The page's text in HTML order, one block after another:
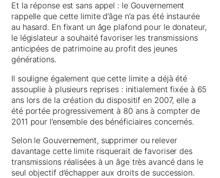
Et la réponse est sans appel : le Gouvernement
rappelle que cette limite d’âge n’a pas été instaurée
au hasard. En fixant un âge plafond pour le donateur,
le législateur a souhaité favoriser les transmissions
anticipées de patrimoine au profit des jeunes
générations.
Il souligne également que cette limite a déjà été
assouplie à plusieurs reprises : initialement fixée à 65
ans lors de la création du dispositif en 2007, elle a
été portée progressivement à 80 ans à compter de
2011 pour l’ensemble des bénéficiaires concernés.
Selon le Gouvernement, supprimer ou relever
davantage cette limite risquerait de favoriser des
transmissions réalisées à un âge très avancé dans le
seul objectif d’échapper aux droits de succession.